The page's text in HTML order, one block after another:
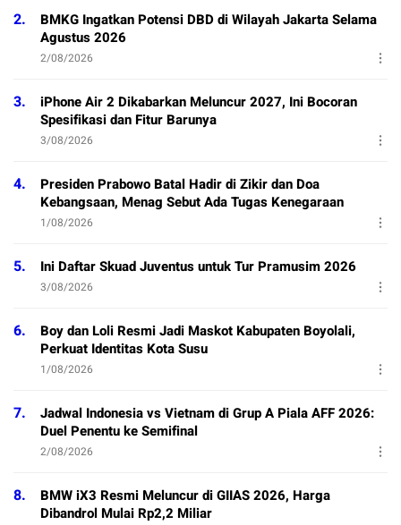
2.
BMKG Ingatkan Potensi DBD di Wilayah Jakarta Selama
Agustus 2026
2/08/2026
3.
iPhone Air 2 Dikabarkan Meluncur 2027, Ini Bocoran
Spesifikasi dan Fitur Barunya
3/08/2026
4.
Presiden Prabowo Batal Hadir di Zikir dan Doa
Kebangsaan, Menag Sebut Ada Tugas Kenegaraan
1/08/2026
5. Ini Daftar Skuad Juventus untuk Tur Pramusim 2026
3/08/2026
6.
Boy dan Loli Resmi Jadi Maskot Kabupaten Boyolali,
Perkuat Identitas Kota Susu
1/08/2026
7.
Jadwal Indonesia vs Vietnam di Grup A Piala AFF 2026:
Duel Penentu ke Semifinal
2/08/2026
8.
BMW iX3 Resmi Meluncur di GIIAS 2026, Harga
Dibandrol Mulai Rp2,2 Miliar